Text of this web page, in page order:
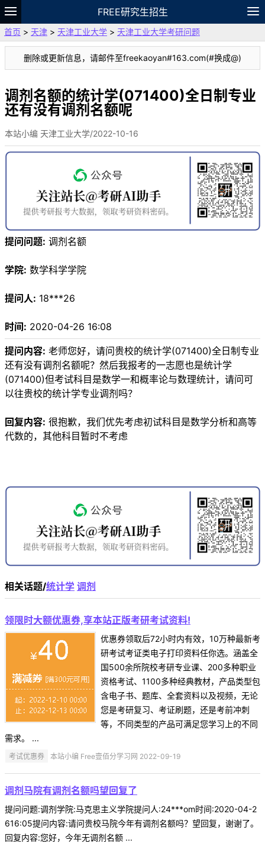
FREE研究生招生
题库
故事 专题 APP 笔记
论坛
VIP
资料
首页 > 天津 > 天津工业大学 > 天津工业大学考研问题
删除或更新信息，请邮件至freekaoyan#163.com(#换成@)
调剂名额的统计学(071400)全日制专业
还有没有调剂名额呢
本站小编 天津工业大学/2022-10-16
提问问题: 调剂名额
学院: 数学科学学院
提问人: 18***26
时间: 2020-04-26 16:08
提问内容: 老师您好，请问贵校的统计学(071400)全日制专业
还有没有调剂名额呢？然后我报考的一志愿也是统计学
(071400)但考试科目是数学一和概率论与数理统计，请问可
以往贵校的统计学专业调剂吗？
回复内容: 很抱歉，我们优先考虑初试科目是数学分析和高等
代数的，其他科目暂时不考虑
相关话题/统计学 调剂
领限时大额优惠券,享本站正版考研考试资料!
优惠券领取后72小时内有效，10万种最新考
研考试考证类电子打印资料任你选。涵盖全
国500余所院校考研专业课、200多种职业
资格考试、1100多种经典教材，产品类型包
含电子书、题库、全套资料以及视频，无论
您是考研复习、考证刷题，还是考前冲刺
等，不同类型的产品可满足您学习上的不同
需求。 ...
考试优惠券 本站小编 Free壹佰分学习网 2022-09-19
调剂马院有调剂名额吗望回复了
提问问题:调剂学院:马克思主义学院提问人:24***om时间:2020-04-2
616:05提问内容:请问贵校马院今年有调剂名额吗？望回复，谢谢了。
回复内容:您好，今年无调剂名额 ...